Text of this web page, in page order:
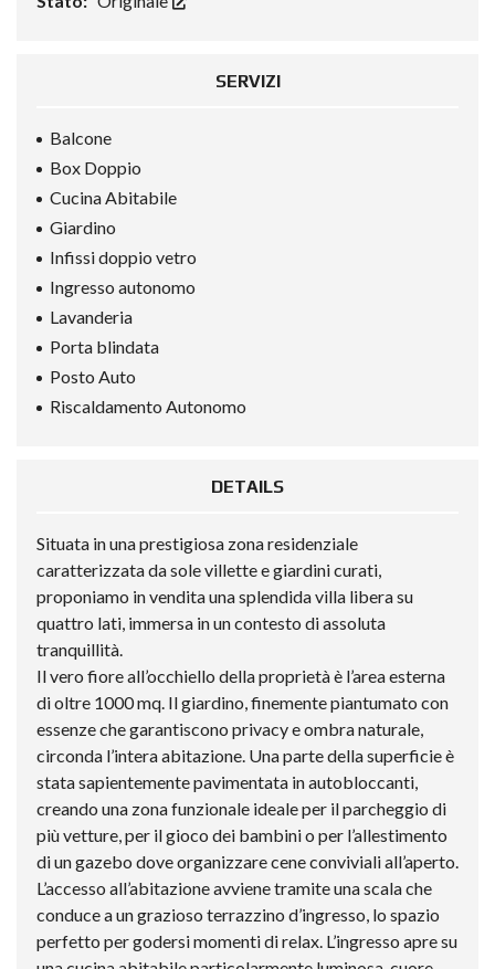
SERVIZI
Balcone
Box Doppio
Cucina Abitabile
Giardino
Infissi doppio vetro
Ingresso autonomo
Lavanderia
Porta blindata
Posto Auto
Riscaldamento Autonomo
DETAILS
Situata in una prestigiosa zona residenziale
caratterizzata da sole villette e giardini curati,
proponiamo in vendita una splendida villa libera su
quattro lati, immersa in un contesto di assoluta
tranquillità.
Il vero fiore all’occhiello della proprietà è l’area esterna
di oltre 1000 mq. Il giardino, finemente piantumato con
essenze che garantiscono privacy e ombra naturale,
circonda l’intera abitazione. Una parte della superficie è
stata sapientemente pavimentata in autobloccanti,
creando una zona funzionale ideale per il parcheggio di
più vetture, per il gioco dei bambini o per l’allestimento
di un gazebo dove organizzare cene conviviali all’aperto.
L’accesso all’abitazione avviene tramite una scala che
conduce a un grazioso terrazzino d’ingresso, lo spazio
perfetto per godersi momenti di relax. L’ingresso apre su